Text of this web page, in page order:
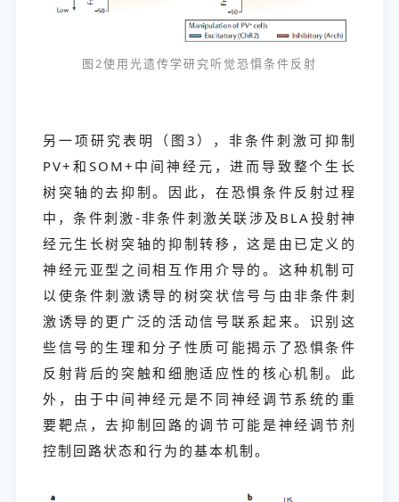
图2使用光遗传学研究听觉恐惧条件反射
另一项研究表明（图3），非条件刺激可抑制
PV+和SOM+中间神经元，进而导致整个生长
树突轴的去抑制。因此，在恐惧条件反射过程
中，条件刺激-非条件刺激关联涉及BLA投射神
经元生长树突轴的抑制转移，这是由已定义的
神经元亚型之间相互作用介导的。这种机制可
以使条件刺激诱导的树突状信号与由非条件刺
激诱导的更广泛的活动信号联系起来。识别这
些信号的生理和分子性质可能揭示了恐惧条件
反射背后的突触和细胞适应性的核心机制。此
外，由于中间神经元是不同神经调节系统的重
要靶点，去抑制回路的调节可能是神经调节剂
控制回路状态和行为的基本机制。